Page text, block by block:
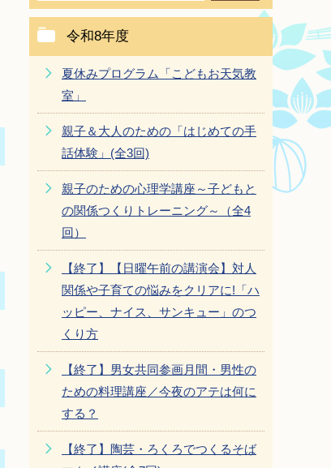
令和8年度
夏休みプログラム「こどもお天気教
室」
親子＆大人のための「はじめての手
話体験」(全3回)
親子のための心理学講座～子どもと
の関係つくりトレーニング～（全4
回）
【終了】【日曜午前の講演会】対人
関係や子育ての悩みをクリアに!「ハ
ッピー、ナイス、サンキュー」のつ
くり方
【終了】男女共同参画月間・男性の
ための料理講座／今夜のアテは何に
する？
【終了】陶芸・ろくろでつくるそば